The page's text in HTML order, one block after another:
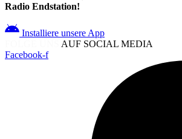
Radio Endstation!
Installiere unsere App
AUF SOCIAL MEDIA
Facebook-f